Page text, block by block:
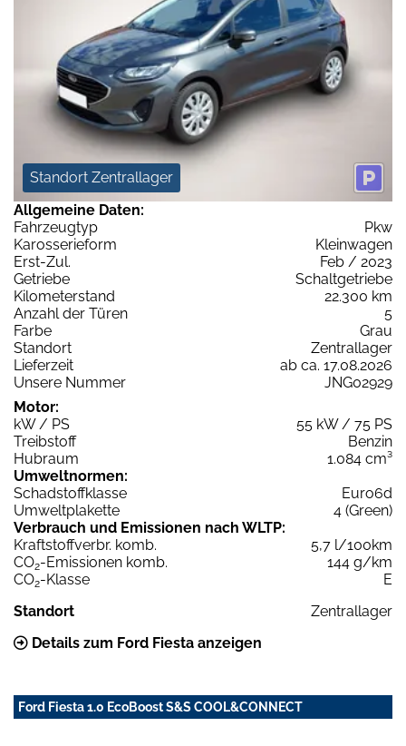
Standort Zentrallager
Allgemeine Daten:
Fahrzeugtyp
Pkw
Karosserieform
Kleinwagen
Erst-Zul.
Feb / 2023
Getriebe
Schaltgetriebe
Kilometerstand
22.300 km
Anzahl der Türen
5
Farbe
Grau
Standort
Zentrallager
Lieferzeit
ab ca. 17.08.2026
Unsere Nummer
JNG02929
Motor:
kW / PS
55 kW / 75 PS
Treibstoff
Benzin
Hubraum
1.084 cm³
Umweltnormen:
Schadstoffklasse
Euro6d
Umweltplakette
4 (Green)
Verbrauch und Emissionen nach WLTP:
Kraftstoffverbr. komb.
5,7 l/100km
CO2-Emissionen komb.
144 g/km
CO2-Klasse
E
Standort
Zentrallager
Details zum Ford Fiesta anzeigen
Ford Fiesta 1.0 EcoBoost S&S COOL&CONNECT